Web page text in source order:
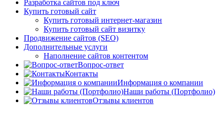
Разработка сайтов под ключ
Купить готовый сайт
Купить готовый интернет-магазин
Купить готовый сайт визитку
Продвижение сайтов (SEO)
Дополнительные услуги
Наполнение сайтов контентом
Вопрос-ответ
Контакты
Информация о компании
Наши работы (Портфолио)
Отзывы клиентов